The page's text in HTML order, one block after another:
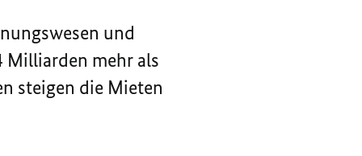
und
Milliarden mehr als
steigen die Mieten